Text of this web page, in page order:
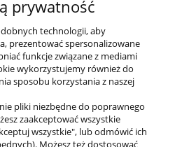
światła - 120°
prywatność
technologii, aby
prezentować spersonalizowane
funkcje związane z mediami
wykorzystujemy również do
sposobu korzystania z naszej
pliki niezbędne do poprawnego
zaakceptować wszystkie
wszystkie", lub odmówić ich
Możesz też dostosować